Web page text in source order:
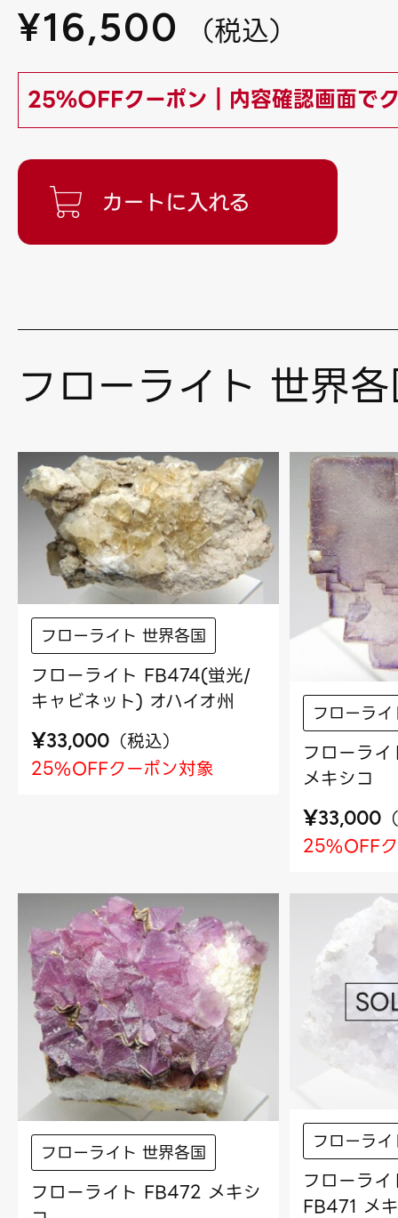
¥16,500 （税込）
25%OFFクーポン｜内容確認画面で
フローライト 世界
フローライト 世界各国
フローライト FB474(蛍光/
キャビネット) オハイオ州
¥33,000 （税込）
25%OFFクーポン対象
フローラ
フローラ
メキシコ
¥33,000 （
25%OFF
フローライト 世界各国
フローライト FB472 メキシ
フローラ
フローラ
FB471 メ